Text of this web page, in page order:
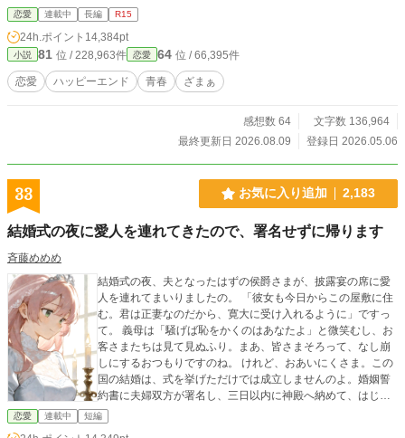
生。 昼休みと放課後は、図書室で過ごすことが多いので、いつも何かと気にか
けてくれる司書のマッカートニーさんと、図書委員の優しい先輩達。 妹のリリ
アンは、本人に悪気は無いのだけど、嫌なことや自分が怒られそうになると全て
姉のファナに押し付ける。 嫌なことがあればメソメソと泣き姉に頼ってばかり
だった。 いつも明るく甘えん坊のリリアンは顔もとても可愛らしく屋敷の中心
で、使用人たちも父親も甘やかして育てられた。 一方、ファナはいずれ婿を取
て元気だったはずのファナの笑顔は、大きくなるにつれ失ってしまっていた。
使用人達もぞんざいな態度を隠そうともしない。ファナはもう諦めていた。 そ
恋愛 連載中 長編 R15
24h.ポイント 14,384pt
小説 81 位 / 228,963件 恋愛 64 位 / 66,395件
恋愛 ハッピーエンド 青春 ざまぁ
感想数 64
文字数 136,964
最終更新日 2026.08.09
登録日 2026.05.06
33 お気に入り追加 2,183
結婚式の夜に愛人を連れてきたので、署名せずに帰ります
斉藤めめめ
結婚式の夜、夫となったはずの侯爵さまが、披露宴の席に愛
人を連れてまいりましたの。 「彼女も今日からこの屋敷に住
む。君は正妻なのだから、寛大に受け入れるように」ですっ
て。 義母は「騒げば恥をかくのはあなたよ」と微笑むし、お
客さまたちは見て見ぬふり。まあ、皆さまそろって、なし崩
しにするおつもりですのね。 けれど、おあいにくさま。この
国の結婚は、式を挙げただけでは成立しませんのよ。婚姻誓
約書に夫婦双方が署名し、三日以内に神殿へ納めて、はじめ
て夫婦。 ――そしてわたくし、まだ署名しておりませんの。
既成事実は、事実ではございませんのよ。
恋愛 連載中 短編